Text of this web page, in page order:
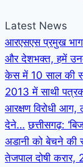
Latest News
आरएसएस प्रमुख
और देशभक्त, हमें
केस में 10 साल की
2013 में साथी
आरक्षण विरोधी
देने… छत्तीसगढ़:
अडानी को बेचने की
तेजपाल दोषी